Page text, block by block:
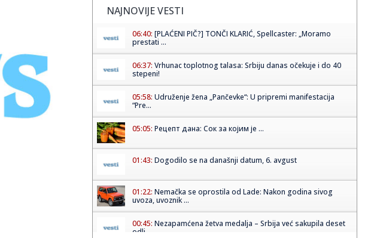
NAJNOVIJE VESTI
06:40: [PLAĆENI PIČ?] TONČI KLARIĆ, Spellcaster: „Moramo
prestati ...
06:37: Vrhunac toplotnog talasa: Srbiju danas očekuje i do 40
stepeni!
05:58: Udruženje žena „Pančevke“: U pripremi manifestacija
“Pre...
05:05: Рецепт дана: Сок за којим је ...
01:43: Dogodilo se na današnji datum, 6. avgust
01:22: Nemačka se oprostila od Lade: Nakon godina sivog
uvoza, uvoznik ...
00:45: Nezapamćena žetva medalja – Srbija već sakupila deset
odli...